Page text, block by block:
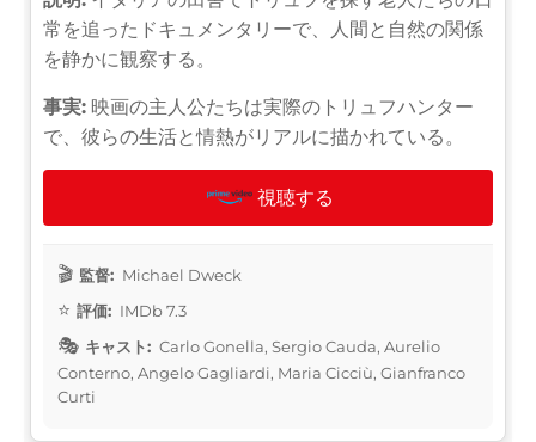
常を追ったドキュメンタリーで、人間と自然の関係
を静かに観察する。
事実: 映画の主人公たちは実際のトリュフハンター
で、彼らの生活と情熱がリアルに描かれている。
視聴する
監督: Michael Dweck
評価: IMDb 7.3
キャスト: Carlo Gonella, Sergio Cauda, Aurelio
Conterno, Angelo Gagliardi, Maria Cicciù, Gianfranco
Curti